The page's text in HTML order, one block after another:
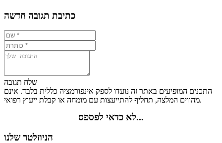
כתיבת תגובה חדשה
שלח תגובה
התכנים המופיעים באתר זה נועדו לספק אינפורמציה כללית בלבד. אינם
מהווים המלצה, תחליף להתייעצות עם מומחה או קבלת ייעוץ רפואי.
לא כדאי לפספס...
הניוזלטר שלנו